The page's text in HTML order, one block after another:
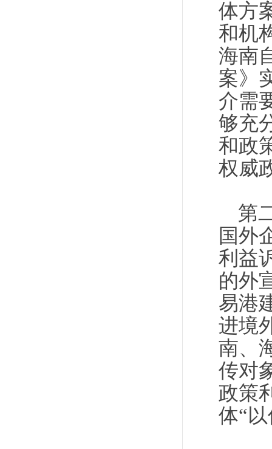
体方
和机
海南
案》
介需
够充
和政
权威
第
国外
利益
的外
易港
进境
南、
传对
政策
体“